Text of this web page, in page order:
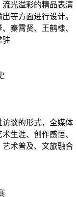
光溢彩的精品表演
等方面进行设计。
秦霄贤、王鹤棣、
驻
谈的形式，全媒体
生涯、创作感悟、
术普及、文旅融合